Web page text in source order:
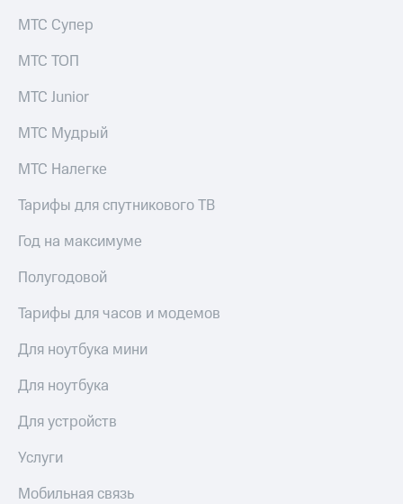
аудит
акций
Описание
приобретения
Порядок
выкупа
Дивиденды
Рынок
Описание
Еврооблигации-2023
о
именных
Другое
Регистратор
деловая этика
МТС Супер
МТС ТОП
МТС Junior
МТС Мудрый
МТС Налегке
Тарифы для спутникового ТВ
Год на максимуме
Полугодовой
Тарифы для часов и модемов
Для ноутбука мини
Для ноутбука
Для устройств
Услуги
Мобильная связь